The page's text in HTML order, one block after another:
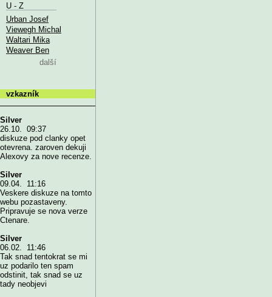
U - Z
Urban Josef
Viewegh Michal
Waltari Mika
Weaver Ben
další
vzkazník
Silver
26.10. 09:37
diskuze pod clanky opet
otevrena. zaroven dekuji
Alexovy za nove recenze.
Silver
09.04. 11:16
Veskere diskuze na tomto
webu pozastaveny.
Pripravuje se nova verze
Ctenare.
Silver
06.02. 11:46
Tak snad tentokrat se mi
uz podarilo ten spam
odstinit, tak snad se uz
tady neobjevi